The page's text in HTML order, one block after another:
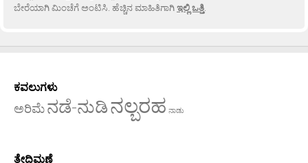
ಬೇರೆಯಾಗಿ ಮಿಂಚೆಗೆ ಅಂಟಿಸಿ. ಹೆಚ್ಚಿನ ಮಾಹಿತಿಗಾಗಿಇಲ್ಲಿ ಒತ್ತಿ
ಕವಲುಗಳು
ಅರಿಮೆನಡೆ-ನುಡಿನಲ್ಬರಹ ನಾಡು
ತೇದಿಮಣೆ